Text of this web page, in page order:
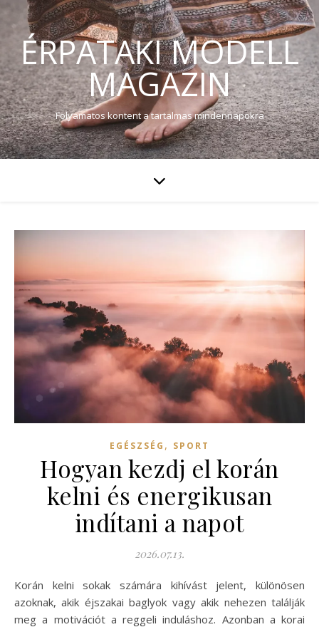
ÉRPATAKI MODELL
MAGAZIN
Folyamatos kontent a tartalmas mindennapokra
EGÉSZSÉG , SPORT
Hogyan kezdj el korán
kelni és energikusan
indítani a napot
2026.07.13.
Korán kelni sokak számára kihívást jelent, különösen
azoknak, akik éjszakai baglyok vagy akik nehezen találják
meg a motivációt a reggeli induláshoz. Azonban a korai